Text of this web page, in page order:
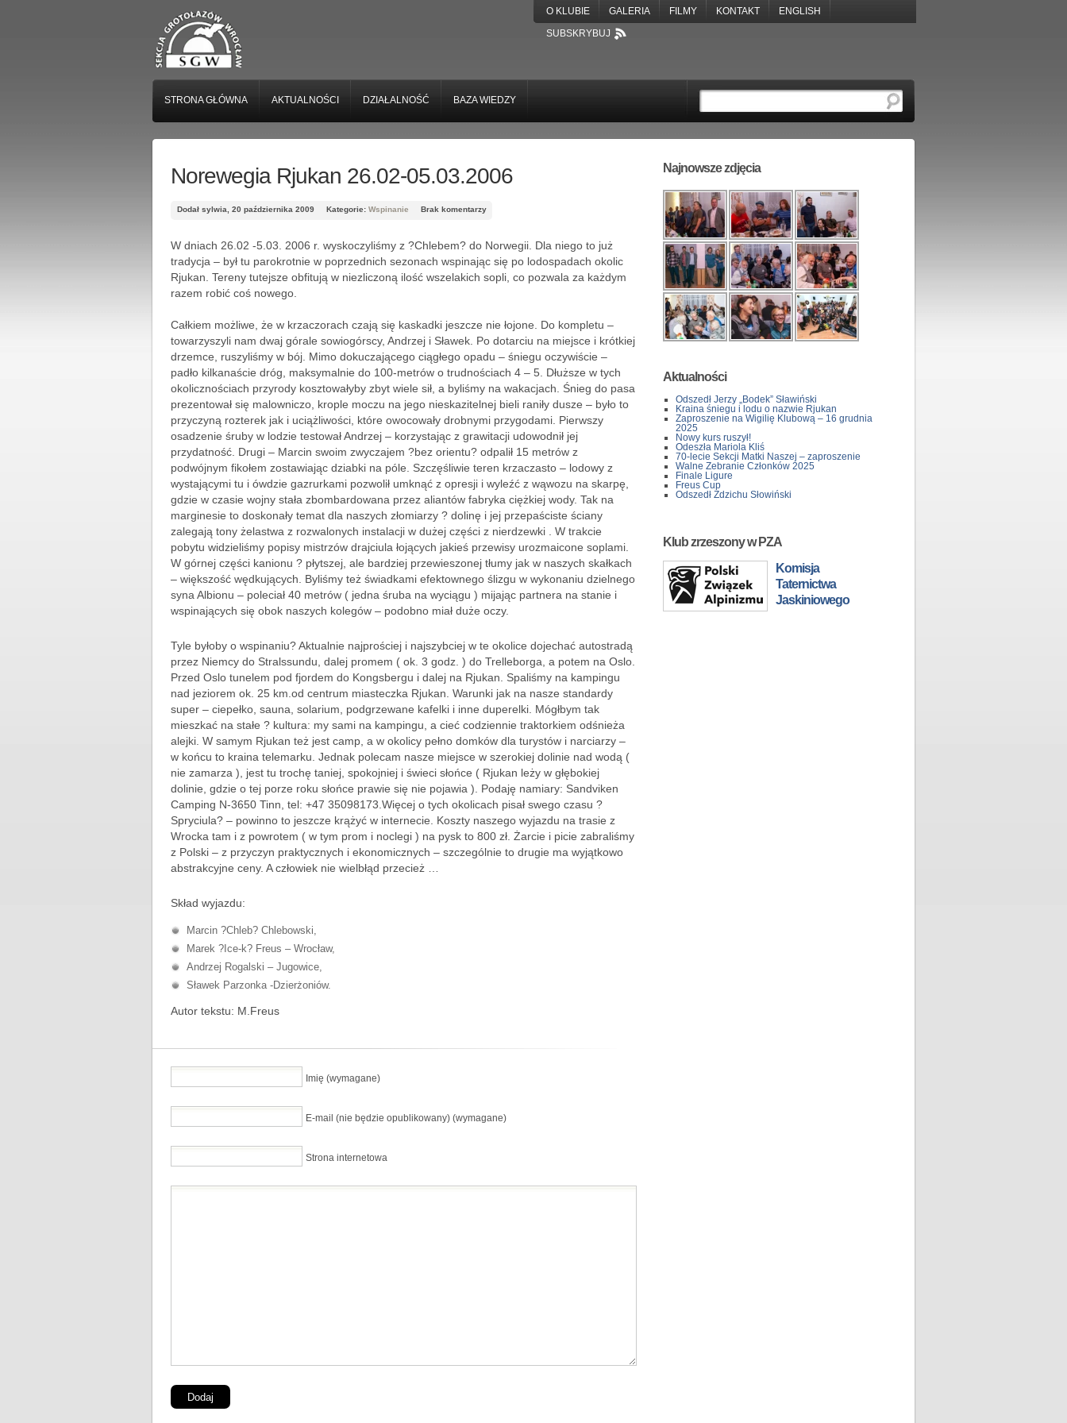
O KLUBIE GALERIA FILMY KONTAKT
ENGLISH
SUBSKRYBUJ
STRONA GŁÓWNA AKTUALNOŚCI DZIAŁALNOŚĆ BAZA WIEDZY
Norewegia Rjukan 26.02-05.03.2006
Dodał sylwia, 20 października 2009 Kategorie: Wspinanie Brak komentarzy
W dniach 26.02 -5.03. 2006 r. wyskoczyliśmy z ?Chlebem? do Norwegii. Dla niego to już
tradycja – był tu parokrotnie w poprzednich sezonach wspinając się po lodospadach okolic
Rjukan. Tereny tutejsze obfitują w niezliczoną ilość wszelakich sopli, co pozwala za każdym
razem robić coś nowego.
Całkiem możliwe, że w krzaczorach czają się kaskadki jeszcze nie łojone. Do kompletu –
towarzyszyli nam dwaj górale sowiogórscy, Andrzej i Sławek. Po dotarciu na miejsce i krótkiej
drzemce, ruszyliśmy w bój. Mimo dokuczającego ciągłego opadu – śniegu oczywiście –
padło kilkanaście dróg, maksymalnie do 100-metrów o trudnościach 4 – 5. Dłuższe w tych
okolicznościach przyrody kosztowałyby zbyt wiele sił, a byliśmy na wakacjach. Śnieg do pasa
prezentował się malowniczo, krople moczu na jego nieskazitelnej bieli raniły dusze – było to
przyczyną rozterek jak i uciążliwości, które owocowały drobnymi przygodami. Pierwszy
osadzenie śruby w lodzie testował Andrzej – korzystając z grawitacji udowodnił jej
przydatność. Drugi – Marcin swoim zwyczajem ?bez orientu? odpalił 15 metrów z
podwójnym fikołem zostawiając dziabki na póle. Szczęśliwie teren krzaczasto – lodowy z
wystającymi tu i ówdzie gazrurkami pozwolił umknąć z opresji i wyleźć z wąwozu na skarpę,
gdzie w czasie wojny stała zbombardowana przez aliantów fabryka ciężkiej wody. Tak na
marginesie to doskonały temat dla naszych złomiarzy ? dolinę i jej przepaściste ściany
zalegają tony żelastwa z rozwalonych instalacji w dużej części z nierdzewki . W trakcie
pobytu widzieliśmy popisy mistrzów drajciula łojących jakieś przewisy urozmaicone soplami.
W górnej części kanionu ? płytszej, ale bardziej przewieszonej tłumy jak w naszych skałkach
– większość wędkujących. Byliśmy też świadkami efektownego ślizgu w wykonaniu dzielnego
syna Albionu – poleciał 40 metrów ( jedna śruba na wyciągu ) mijając partnera na stanie i
wspinających się obok naszych kolegów – podobno miał duże oczy.
Tyle byłoby o wspinaniu? Aktualnie najprościej i najszybciej w te okolice dojechać autostradą
przez Niemcy do Stralssundu, dalej promem ( ok. 3 godz. ) do Trelleborga, a potem na Oslo.
Przed Oslo tunelem pod fjordem do Kongsbergu i dalej na Rjukan. Spaliśmy na kampingu
nad jeziorem ok. 25 km.od centrum miasteczka Rjukan. Warunki jak na nasze standardy
super – ciepełko, sauna, solarium, podgrzewane kafelki i inne duperelki. Mógłbym tak
mieszkać na stałe ? kultura: my sami na kampingu, a cieć codziennie traktorkiem odśnieża
alejki. W samym Rjukan też jest camp, a w okolicy pełno domków dla turystów i narciarzy –
w końcu to kraina telemarku. Jednak polecam nasze miejsce w szerokiej dolinie nad wodą (
nie zamarza ), jest tu trochę taniej, spokojniej i świeci słońce ( Rjukan leży w głębokiej
dolinie, gdzie o tej porze roku słońce prawie się nie pojawia ). Podaję namiary: Sandviken
Camping N-3650 Tinn, tel: +47 35098173.Więcej o tych okolicach pisał swego czasu ?
Spryciula? – powinno to jeszcze krążyć w internecie. Koszty naszego wyjazdu na trasie z
Wrocka tam i z powrotem ( w tym prom i noclegi ) na pysk to 800 zł. Żarcie i picie zabraliśmy
z Polski – z przyczyn praktycznych i ekonomicznych – szczególnie to drugie ma wyjątkowo
abstrakcyjne ceny. A człowiek nie wielbłąd przecież …
Skład wyjazdu:
Marcin ?Chleb? Chlebowski,
Marek ?Ice-k? Freus – Wrocław,
Andrzej Rogalski – Jugowice,
Sławek Parzonka -Dzierżoniów.
Autor tekstu: M.Freus
Imię (wymagane)
E-mail (nie będzie opublikowany) (wymagane)
Strona internetowa
Najnowsze zdjęcia
Aktualności
Odszedł Jerzy „Bodek” Sławiński
Kraina śniegu i lodu o nazwie Rjukan
Zaproszenie na Wigilię Klubową – 16 grudnia
2025
Nowy kurs ruszył!
Odeszła Mariola Kliś
70-lecie Sekcji Matki Naszej – zaproszenie
Walne Zebranie Członków 2025
Finale Ligure
Freus Cup
Odszedł Zdzichu Słowiński
Klub zrzeszony w PZA
Komisja
Taternictwa
Jaskiniowego